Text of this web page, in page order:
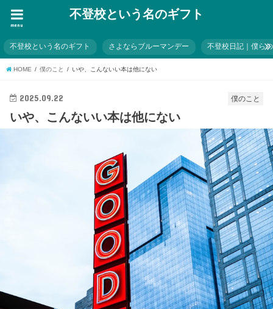
不登校という名のギフト
menu
不登校という名のギフト さよならブルーマンデー 不登校日記｜僕ら
HOME 僕のこと いや、こんないい本は他にない
僕のこと
2025.09.22
いや、こんないい本は他にない